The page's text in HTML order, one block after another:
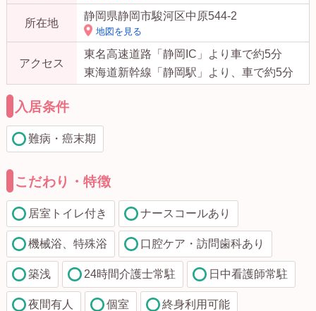
所在地
静岡県静岡市駿河区中原544-2
地図を見る
アクセス
東名高速道路「静岡IC」より車で約5分
東海道新幹線「静岡駅」より、車で約5分
入居条件
難病・癌末期
こだわり・特徴
居室トイレ付き ナースコールあり
機械浴、特殊浴 口腔ケア・訪問歯科あり
築浅 24時間介護士常駐 日中看護師常駐
夜間有人 個室 終身利用可能